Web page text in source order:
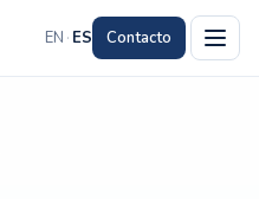
EN · ES Contacto